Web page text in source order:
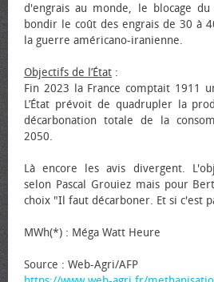
d'engrais au monde, le blocage
bondir le coût des engrais de 30 à
la guerre américano-iranienne.
Objectifs de l’État :
Fin 2023 la France comptait 1911
L’État prévoit de quadrupler la
décarbonation totale de la
2050.
Là encore les avis divergent.
selon Pascal Grouiez mais pour
choix "Il faut décarboner. Et si c'est
MWh(*) : Méga Watt Heure
Source : Web-Agri/AFP